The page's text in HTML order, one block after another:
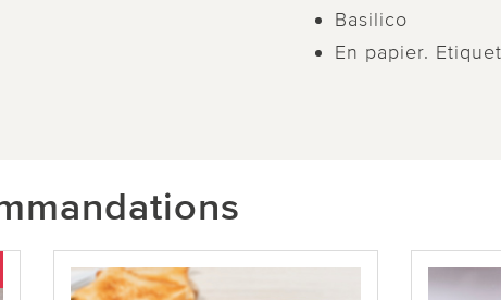
Basilico
En papier.